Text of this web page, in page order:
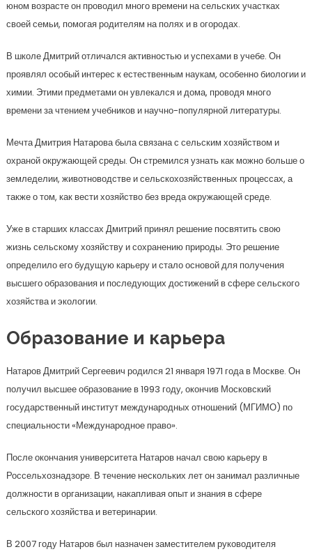
юном возрасте он проводил много времени на сельских участках
своей семьи, помогая родителям на полях и в огородах.
В школе Дмитрий отличался активностью и успехами в учебе. Он
проявлял особый интерес к естественным наукам, особенно биологии и
химии. Этими предметами он увлекался и дома, проводя много
времени за чтением учебников и научно-популярной литературы.
Мечта Дмитрия Натарова была связана с сельским хозяйством и
охраной окружающей среды. Он стремился узнать как можно больше о
земледелии, животноводстве и сельскохозяйственных процессах, а
также о том, как вести хозяйство без вреда окружающей среде.
Уже в старших классах Дмитрий принял решение посвятить свою
жизнь сельскому хозяйству и сохранению природы. Это решение
определило его будущую карьеру и стало основой для получения
высшего образования и последующих достижений в сфере сельского
хозяйства и экологии.
Образование и карьера
Натаров Дмитрий Сергеевич родился 21 января 1971 года в Москве. Он
получил высшее образование в 1993 году, окончив Московский
государственный институт международных отношений (МГИМО) по
специальности «Международное право».
После окончания университета Натаров начал свою карьеру в
Россельхознадзоре. В течение нескольких лет он занимал различные
должности в организации, накапливая опыт и знания в сфере
сельского хозяйства и ветеринарии.
В 2007 году Натаров был назначен заместителем руководителя